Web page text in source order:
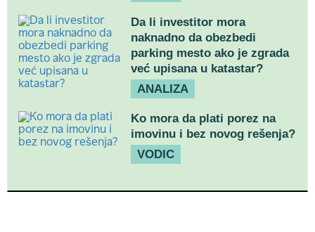
Da li investitor mora
naknadno da obezbedi
parking mesto ako je zgrada
već upisana u katastar?
ANALIZA
Ko mora da plati porez na
imovinu i bez novog rešenja?
VODIC